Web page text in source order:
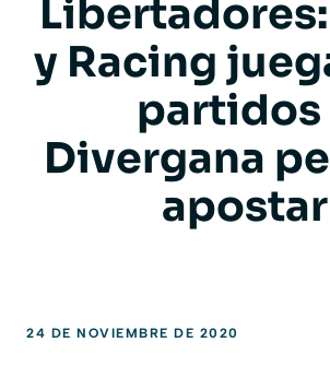
y Racing
partidos
Divergana
apostar
24 DE NOVIEMBRE DE 2020